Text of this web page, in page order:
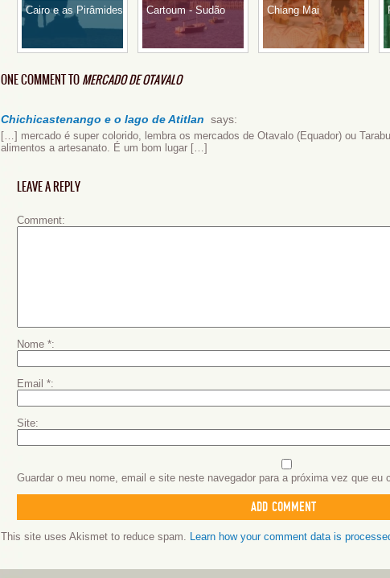
Cairo e as Pirâmides Cartoum - Sudão Chiang Mai
ONE COMMENT TOMERCADO DE OTAVALO
Chichicastenango e o lago de Atitlan says:
[…] mercado é super colorido, lembra os mercados de Otavalo (Equador) ou
alimentos a artesanato. É um bom lugar […]
LEAVE A REPLY
Comment
Nome *
Email *
Site
Guardar o meu nome, email e site neste navegador para a próxima vez que eu
This site uses Akismet to reduce spam. Learn how your comment data is